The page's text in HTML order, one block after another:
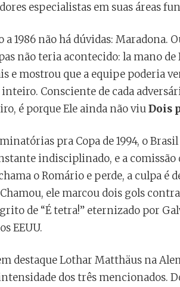
especialistas em suas áreas
a 1986 não há dúvidas: Maradona.
não teria acontecido: la mano
e mostrou que a equipe poderia
Consciente de cada
é porque Ele ainda não viuDois
pra Copa de 1994, o
indisciplinado, e a comissão
o Romário e perde, a culpa é
ele marcou dois gols
de “É tetra!” eternizado por
EEUU.
destaque Lothar Matthäus na
dos três mencionados.